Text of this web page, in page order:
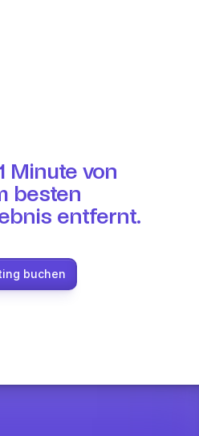
Minute von
besten
entfernt.
buchen